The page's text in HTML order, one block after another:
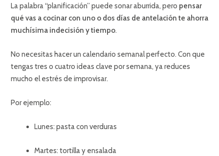
La palabra “planificación” puede sonar aburrida, pero pensar
qué vas a cocinar con uno o dos días de antelación te ahorra
muchísima indecisión y tiempo.
No necesitas hacer un calendario semanal perfecto. Con que
tengas tres o cuatro ideas clave por semana, ya reduces
mucho el estrés de improvisar.
Por ejemplo:
Lunes: pasta con verduras
Martes: tortilla y ensalada